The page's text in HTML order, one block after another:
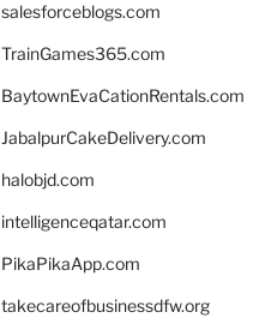
salesforceblogs.com
TrainGames365.com
BaytownEvaCationRentals.com
JabalpurCakeDelivery.com
halobjd.com
intelligenceqatar.com
PikaPikaApp.com
takecareofbusinessdfw.org